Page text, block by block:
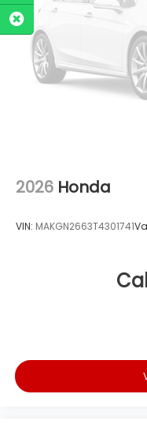
2026 Honda
VIN: MAKGN2663T4301741